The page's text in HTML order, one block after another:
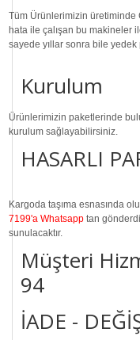
Tüm Ürünlerimizin üretiminde
hata ile çalışan bu makineler
sayede yıllar sonra bile yedek
Kurulum
Ürünlerimizin paketlerinde
kurulum sağlayabilirsiniz.
HASARLI
Kargoda taşıma esnasında
7199'a Whatsapp tan
sunulacaktır.
Müşteri
94
İADE -